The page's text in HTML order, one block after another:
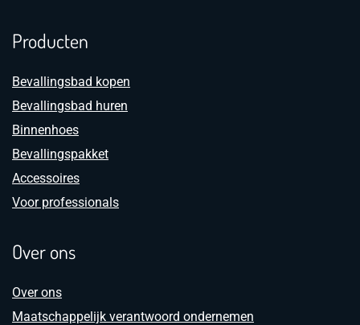
Producten
Bevallingsbad kopen
Bevallingsbad huren
Binnenhoes
Bevallingspakket
Accessoires
Voor professionals
Over ons
Over ons
Maatschappelijk verantwoord ondernemen